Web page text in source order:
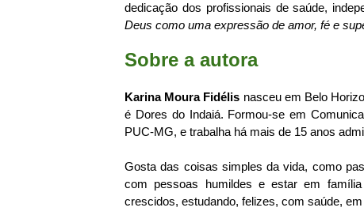
dedicação dos profissionais de saúde,
Deus como uma expressão de amor, fé e
Sobre a autora
Karina Moura Fidélis nasceu em Belo
é Dores do Indaiá. Formou-se em
PUC-MG, e trabalha há mais de 15 anos
Gosta das coisas simples da vida, como
com pessoas humildes e estar em
crescidos, estudando, felizes, com saúde,